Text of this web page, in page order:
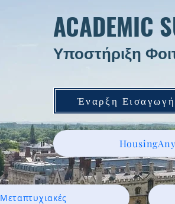
ACADEMIC
Υποστήριξη
Έναρξη
Μεταπτυχιακές